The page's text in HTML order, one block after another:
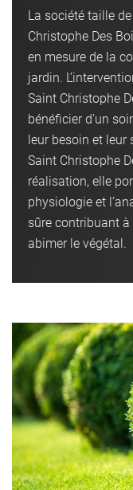
La société taille
Christophe Des
en mesure de la
jardin.
Saint Christophe
bénéficier d’un
leur besoin et leur
Saint Christophe
réalisation, elle
physiologie et
sûre contribuant
abimer le végétal.